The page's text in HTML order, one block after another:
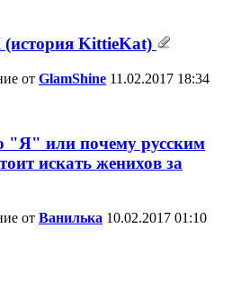
KittieKat)
от GlamShine 11.02.2017 18:34
"Я" или почему русским
искать женихов за
от Ванилька 10.02.2017 01:10